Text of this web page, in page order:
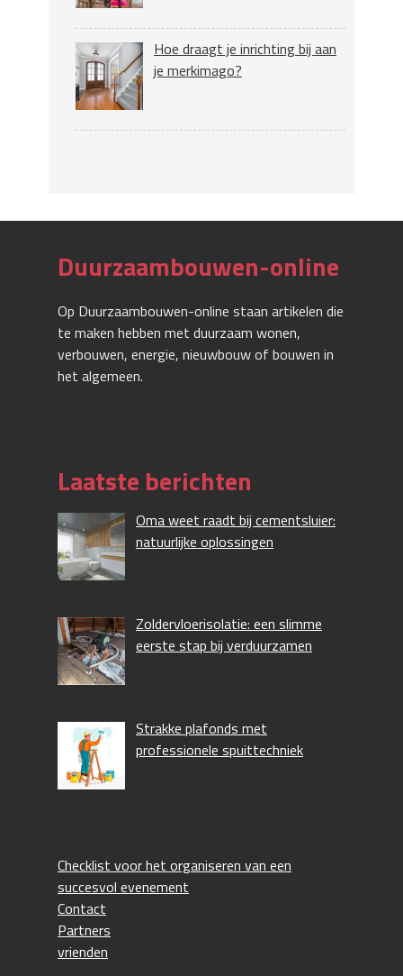
Hoe draagt je inrichting bij aan
je merkimago?
Duurzaambouwen-online
Op Duurzaambouwen-online staan artikelen die
te maken hebben met duurzaam wonen,
verbouwen, energie, nieuwbouw of bouwen in
het algemeen.
Laatste berichten
Oma weet raadt bij cementsluier:
natuurlijke oplossingen
Zoldervloerisolatie: een slimme
eerste stap bij verduurzamen
Strakke plafonds met
professionele spuittechniek
Checklist voor het organiseren van een
succesvol evenement
Contact
Partners
vrienden